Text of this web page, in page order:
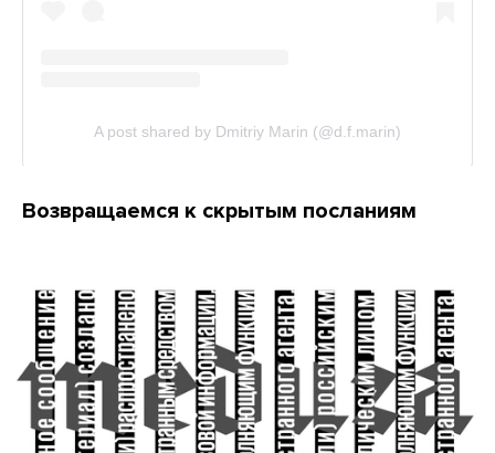
Возвращаемся к скрытым посланиям